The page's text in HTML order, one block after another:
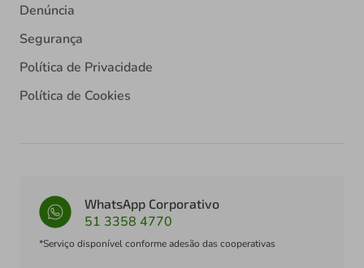
Denúncia
Segurança
Política de Privacidade
Política de Cookies
WhatsApp Corporativo
51 3358 4770
*Serviço disponível conforme adesão das cooperativas